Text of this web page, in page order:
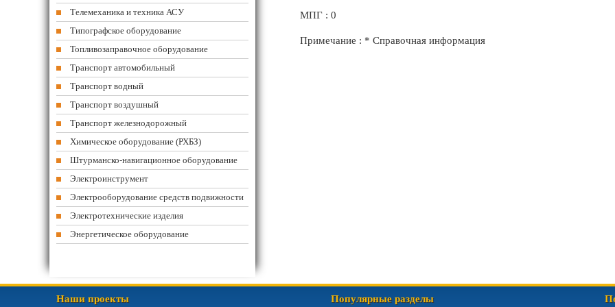
МПГ : 0
Примечание : * Справочная информация
Телемеханика и техника АСУ
Типографское оборудование
Топливозаправочное оборудование
Транспорт автомобильный
Транспорт водный
Транспорт воздушный
Транспорт железнодорожный
Химическое оборудование (РХБЗ)
Штурманско-навигационное оборудование
Электроинструмент
Электрооборудование средств подвижности
Электротехнические изделия
Энергетическое оборудование
Наши проекты Популярные разделы